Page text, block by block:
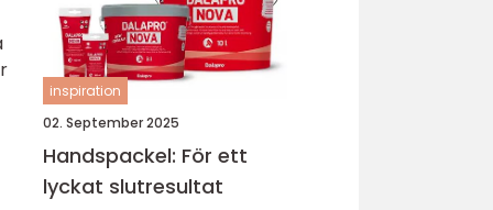
inspiration
02. September 2025
Handspackel: För ett
lyckat slutresultat